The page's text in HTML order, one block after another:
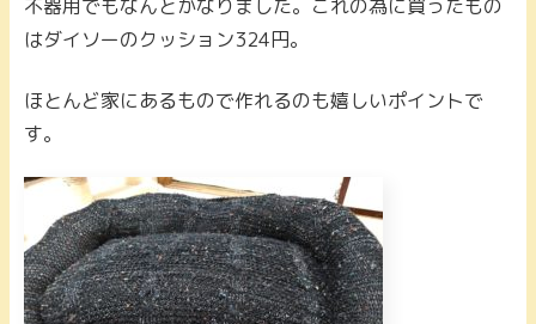
不器用でもなんとかなりました。これの為に買ったもの
はダイソーのクッション324円。
ほとんど家にあるもので作れるのも嬉しいポイントで
す。